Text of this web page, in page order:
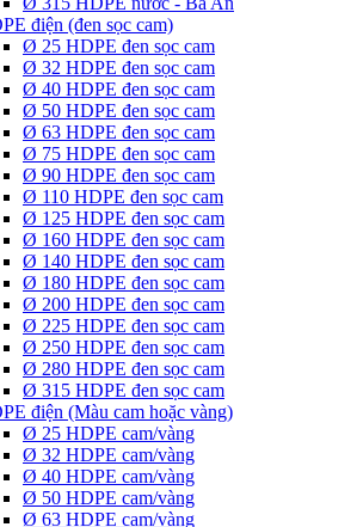
điện (đen sọc cam)
Ø 25 HDPE đen sọc cam
Ø 32 HDPE đen sọc cam
Ø 40 HDPE đen sọc cam
Ø 50 HDPE đen sọc cam
Ø 63 HDPE đen sọc cam
Ø 75 HDPE đen sọc cam
Ø 90 HDPE đen sọc cam
Ø 110 HDPE đen sọc cam
Ø 125 HDPE đen sọc cam
Ø 160 HDPE đen sọc cam
Ø 140 HDPE đen sọc cam
Ø 180 HDPE đen sọc cam
Ø 200 HDPE đen sọc cam
Ø 225 HDPE đen sọc cam
Ø 250 HDPE đen sọc cam
Ø 280 HDPE đen sọc cam
Ø 315 HDPE đen sọc cam
điện (Màu cam hoặc vàng)
Ø 25 HDPE cam/vàng
Ø 32 HDPE cam/vàng
Ø 40 HDPE cam/vàng
Ø 50 HDPE cam/vàng
Ø 63 HDPE cam/vàng